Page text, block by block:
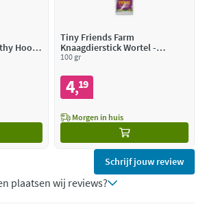
Hooi -
Tiny Friends Farm
Knaagdierstick Wortel -
Broccoli
100 gr
4,19
Morgen in huis
Schrijf jouw review
plaatsen wij reviews?